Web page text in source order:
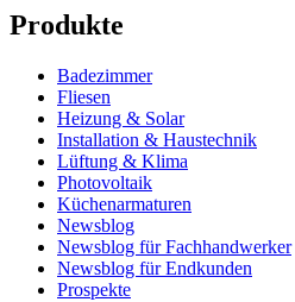
Produkte
Badezimmer
Fliesen
Heizung & Solar
Installation & Haustechnik
Lüftung & Klima
Photovoltaik
Küchenarmaturen
Newsblog
Newsblog für Fachhandwerker
Newsblog für Endkunden
Prospekte